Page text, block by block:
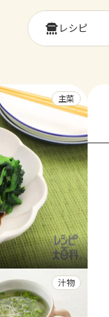
レシピ
主菜
汁物